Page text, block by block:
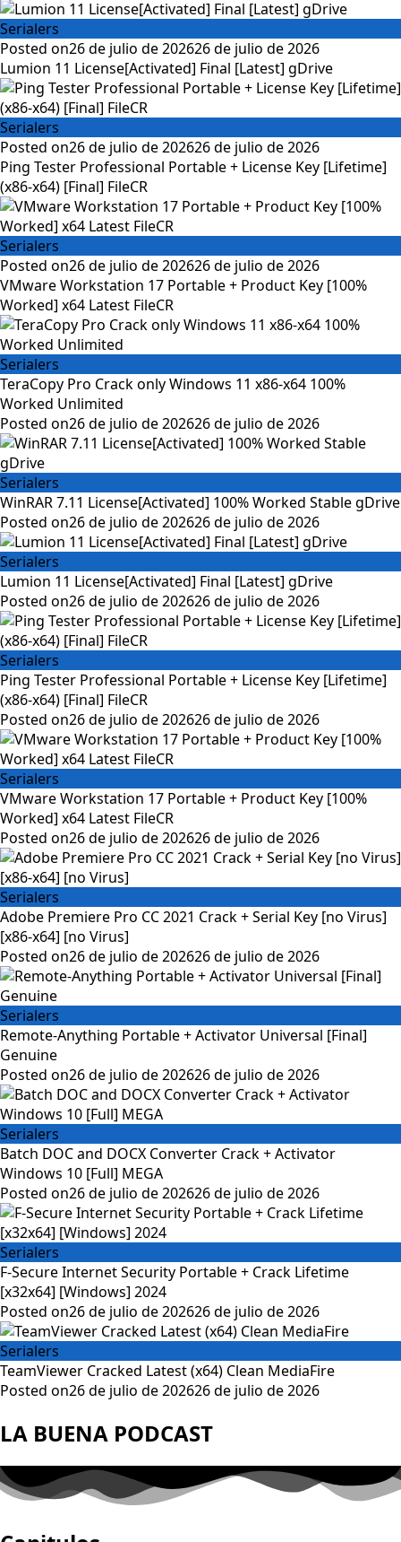
Serialers
Posted on26 de julio de 202626 de julio de 2026
Lumion 11 License[Activated] Final [Latest] gDrive
Serialers
Posted on26 de julio de 202626 de julio de 2026
Ping Tester Professional Portable + License Key [Lifetime]
(x86-x64) [Final] FileCR
Serialers
Posted on26 de julio de 202626 de julio de 2026
VMware Workstation 17 Portable + Product Key [100%
Worked] x64 Latest FileCR
Serialers
TeraCopy Pro Crack only Windows 11 x86-x64 100%
Worked Unlimited
Posted on26 de julio de 202626 de julio de 2026
Serialers
WinRAR 7.11 License[Activated] 100% Worked Stable gDrive
Posted on26 de julio de 202626 de julio de 2026
Serialers
Lumion 11 License[Activated] Final [Latest] gDrive
Posted on26 de julio de 202626 de julio de 2026
Serialers
Ping Tester Professional Portable + License Key [Lifetime]
(x86-x64) [Final] FileCR
Posted on26 de julio de 202626 de julio de 2026
Serialers
VMware Workstation 17 Portable + Product Key [100%
Worked] x64 Latest FileCR
Posted on26 de julio de 202626 de julio de 2026
Serialers
Adobe Premiere Pro CC 2021 Crack + Serial Key [no Virus]
[x86-x64] [no Virus]
Posted on26 de julio de 202626 de julio de 2026
Serialers
Remote-Anything Portable + Activator Universal [Final]
Genuine
Posted on26 de julio de 202626 de julio de 2026
Serialers
Batch DOC and DOCX Converter Crack + Activator
Windows 10 [Full] MEGA
Posted on26 de julio de 202626 de julio de 2026
Serialers
F-Secure Internet Security Portable + Crack Lifetime
[x32x64] [Windows] 2024
Posted on26 de julio de 202626 de julio de 2026
Serialers
TeamViewer Cracked Latest (x64) Clean MediaFire
Posted on26 de julio de 202626 de julio de 2026
LA BUENA PODCAST